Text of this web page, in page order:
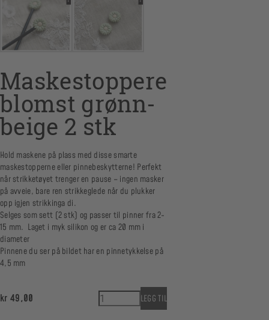
Maskestoppere
blomst grønn-
beige 2 stk
Hold maskene på plass med disse smarte
maskestopperne eller pinnebeskytterne! Perfekt
når strikketøyet trenger en pause – ingen masker
på avveie, bare ren strikkeglede når du plukker
opp igjen strikkinga di.
Selges som sett (2 stk) og passer til pinner fra 2-
15 mm. Laget i myk silikon og er ca 20 mm i
diameter
Pinnene du ser på bildet har en pinnetykkelse på
4,5 mm
kr 49,00 Maskestoppere blomst grønn-beige 2
LEGG TIL